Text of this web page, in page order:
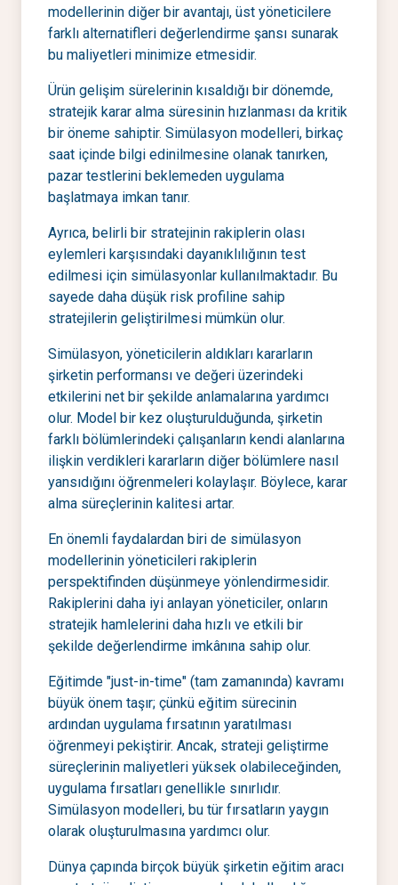
modellerinin diğer bir avantajı, üst yöneticilere
farklı alternatifleri değerlendirme şansı sunarak
bu maliyetleri minimize etmesidir.
Ürün gelişim sürelerinin kısaldığı bir dönemde,
stratejik karar alma süresinin hızlanması da kritik
bir öneme sahiptir. Simülasyon modelleri, birkaç
saat içinde bilgi edinilmesine olanak tanırken,
pazar testlerini beklemeden uygulama
başlatmaya imkan tanır.
Ayrıca, belirli bir stratejinin rakiplerin olası
eylemleri karşısındaki dayanıklılığının test
edilmesi için simülasyonlar kullanılmaktadır. Bu
sayede daha düşük risk profiline sahip
stratejilerin geliştirilmesi mümkün olur.
Simülasyon, yöneticilerin aldıkları kararların
şirketin performansı ve değeri üzerindeki
etkilerini net bir şekilde anlamalarına yardımcı
olur. Model bir kez oluşturulduğunda, şirketin
farklı bölümlerindeki çalışanların kendi alanlarına
ilişkin verdikleri kararların diğer bölümlere nasıl
yansıdığını öğrenmeleri kolaylaşır. Böylece, karar
alma süreçlerinin kalitesi artar.
En önemli faydalardan biri de simülasyon
modellerinin yöneticileri rakiplerin
perspektifinden düşünmeye yönlendirmesidir.
Rakiplerini daha iyi anlayan yöneticiler, onların
stratejik hamlelerini daha hızlı ve etkili bir
şekilde değerlendirme imkânına sahip olur.
Eğitimde "just-in-time" (tam zamanında) kavramı
büyük önem taşır; çünkü eğitim sürecinin
ardından uygulama fırsatının yaratılması
öğrenmeyi pekiştirir. Ancak, strateji geliştirme
süreçlerinin maliyetleri yüksek olabileceğinden,
uygulama fırsatları genellikle sınırlıdır.
Simülasyon modelleri, bu tür fırsatların yaygın
olarak oluşturulmasına yardımcı olur.
Dünya çapında birçok büyük şirketin eğitim aracı